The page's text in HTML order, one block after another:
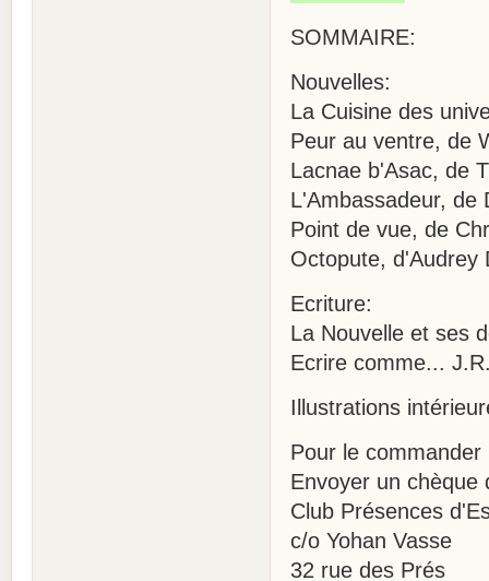
SOMMAIRE:
Nouvelles:
La Cuisine des
Peur au ventre, de
Lacnae b'Asac, de
L'Ambassadeur, de
Point de vue, de
Octopute, d'Audrey
Ecriture:
La Nouvelle et ses
Ecrire comme...
Illustrations
Pour le commander
Envoyer un chèque
Club Présences
c/o Yohan Vasse
32 rue des Prés